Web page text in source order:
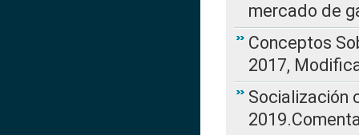
mercado de
Conceptos
2017,
Socialización